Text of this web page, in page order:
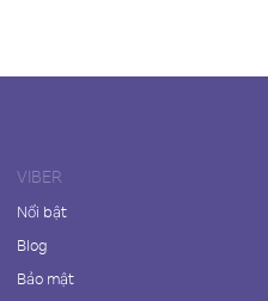
VIBER
Nổi bật
Blog
Bảo mật